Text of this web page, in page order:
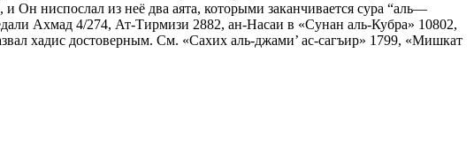
Он ниспослал из неё два аята, которыми заканчивается сура “аль—
Ахмад 4/274, Ат-Тирмизи 2882, ан-Насаи в «Сунан аль-Кубра» 10802,
хадис достоверным. См. «Сахих аль-джами’ ас-сагъир» 1799, «Мишкат